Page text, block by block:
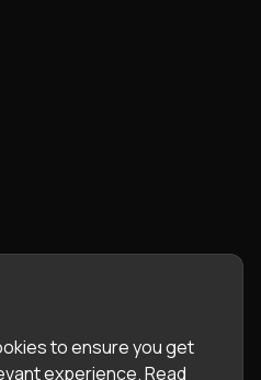
to ensure you get
experience.Read